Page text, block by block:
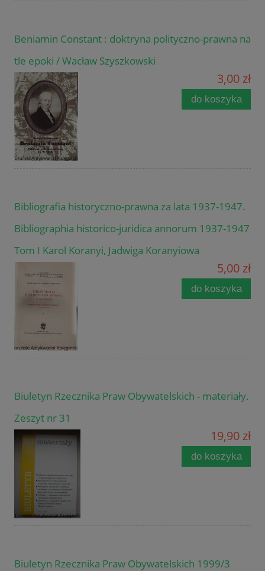
Beniamin Constant : doktryna polityczno-prawna na
tle epoki / Wacław Szyszkowski
3,00 zł
do koszyka
Bibliografia historyczno-prawna za lata 1937-1947.
Bibliographia historico-juridica annorum 1937-1947
Tom I Karol Koranyi, Jadwiga Koranyiowa
5,00 zł
do koszyka
Biuletyn Rzecznika Praw Obywatelskich - materiały.
Zeszyt nr 31
19,90 zł
do koszyka
Biuletyn Rzecznika Praw Obywatelskich 1999/3